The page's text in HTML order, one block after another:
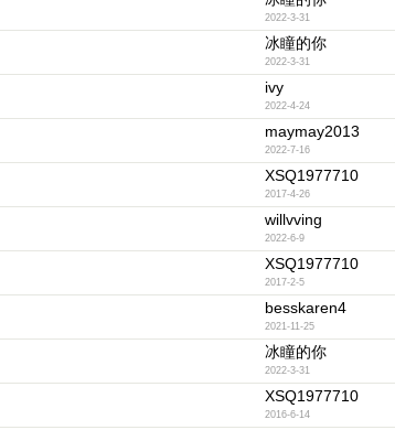
2022-3-31
冰瞳的你
2022-3-31
ivy
2022-4-24
maymay2013
2022-7-16
XSQ1977710
2017-4-26
willvving
2022-6-9
XSQ1977710
2017-2-5
besskaren4
2021-11-25
冰瞳的你
2022-3-31
XSQ1977710
2016-6-14